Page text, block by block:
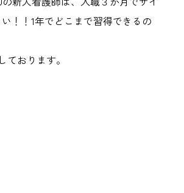
！！1年でどこまで習得できるの
おります。